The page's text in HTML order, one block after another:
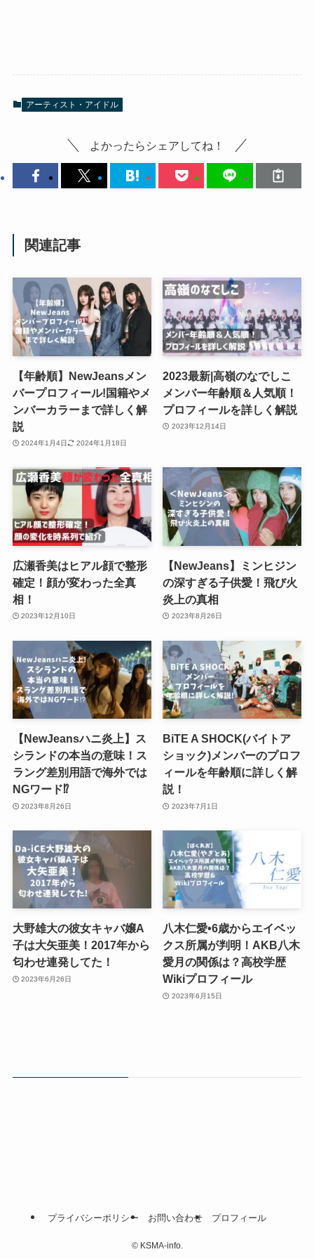
アーティスト・アイドル
よかったらシェアしてね！
関連記事
【年齢順】NewJeansメン
バープロフィール!国籍やメ
ンバーカラーまで詳しく解
説
2024年1月4日 2024年1月18日
2023最新|高嶺のなでしこ
メンバー年齢順＆人気順！
プロフィールを詳しく解説
2023年12月14日
広瀬香美はヒアル顔で整形
確定！顔が変わった全真
相！
2023年12月10日
【NewJeans】ミンヒジン
の深すぎる子供愛！飛び火
炎上の真相
2023年8月26日
【NewJeansハニ炎上】ス
シランドの本当の意味！ス
ラング差別用語で海外では
NGワード⁉︎
2023年8月26日
BiTE A SHOCK(バイトア
ショック)メンバーのプロフ
ィールを年齢順に詳しく解
説！
2023年7月1日
大野雄大の彼女キャバ嬢A
子は大矢亜美！2017年から
匂わせ連発してた！
2023年6月26日
八木仁愛•6歳からエイベッ
クス所属が判明！AKB八木
愛月の関係は？高校学歴
Wikiプロフィール
2023年6月15日
プライバシーポリシー お問い合わせ プロフィール
©KSMA-info.